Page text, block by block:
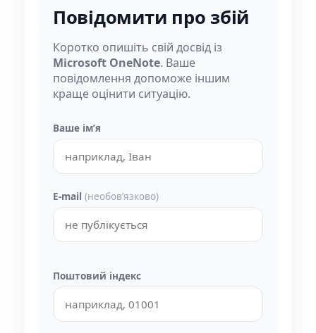
Повідомити про збій
Коротко опишіть свій досвід із
Microsoft OneNote. Ваше
повідомлення допоможе іншим
краще оцінити ситуацію.
Ваше імʼя
E-mail (необовʼязково)
Поштовий індекс